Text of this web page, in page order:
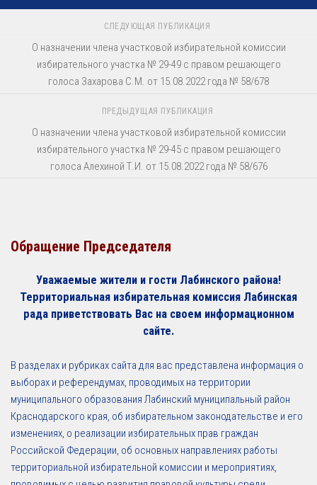
СЛЕДУЮЩАЯ ПУБЛИКАЦИЯ
О назначении члена участковой избирательной комиссии
избирательного участка № 29-49 с правом решающего
голоса Захарова С.М. от 15.08.2022 года № 58/678
ПРЕДЫДУЩАЯ ПУБЛИКАЦИЯ
О назначении члена участковой избирательной комиссии
избирательного участка № 29-45 с правом решающего
голоса Алехиной Т.И. от 15.08.2022 года № 58/676
Обращение Председателя
Уважаемые жители и гости Лабинского района!
Территориальная избирательная комиссия Лабинская
рада приветствовать Вас на своем информационном
сайте.
В разделах и рубриках сайта для вас представлена информация о
выборах и референдумах, проводимых на территории
муниципального образования Лабинский муниципальный район
Краснодарского края, об избирательном законодательстве и его
изменениях, о реализации избирательных прав граждан
Российской Федерации, об основных направлениях работы
территориальной избирательной комиссии и мероприятиях,